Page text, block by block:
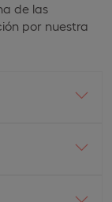
de las
por nuestra